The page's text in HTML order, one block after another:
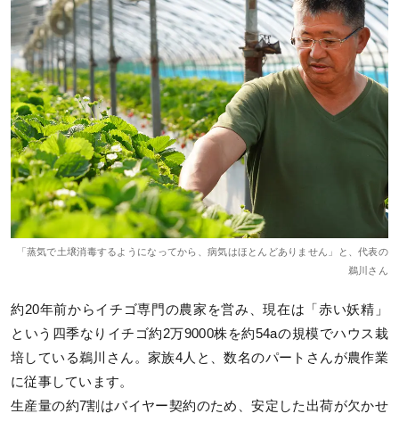
「蒸気で土壌消毒するようになってから、病気はほとんどありません」と、代表の
鵜川さん
約20年前からイチゴ専門の農家を営み、現在は「赤い妖精」
という四季なりイチゴ約2万9000株を約54aの規模でハウス栽
培している鵜川さん。家族4人と、数名のパートさんが農作業
に従事しています。
生産量の約7割はバイヤー契約のため、安定した出荷が欠かせ